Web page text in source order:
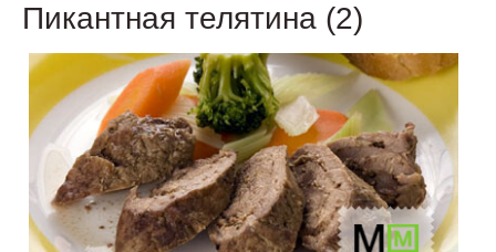
Пикантная телятина (2)